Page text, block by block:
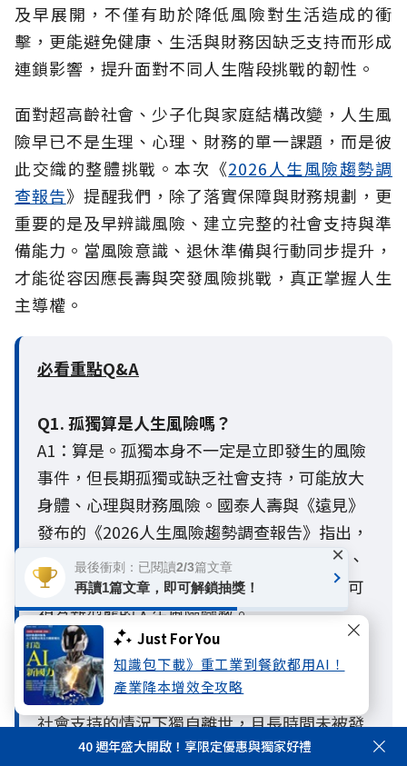
Just For You
知識包下載》重工業到餐飲都用AI！
產業降本增效全攻略
及早展開，不僅有助於降低風險對生活造成的衝
擊，更能避免健康、生活與財務因缺乏支持而形成
連鎖影響，提升面對不同人生階段挑戰的韌性。
面對超高齡社會、少子化與家庭結構改變，人生風
險早已不是生理、心理、財務的單一課題，而是彼
此交織的整體挑戰。本次《2026人生風險趨勢調
查報告》提醒我們，除了落實保障與財務規劃，更
重要的是及早辨識風險、建立完整的社會支持與準
備能力。當風險意識、退休準備與行動同步提升，
才能從容因應長壽與突發風險挑戰，真正掌握人生
主導權。
必看重點Q&A
Q1. 孤獨算是人生風險嗎？
A1：算是。孤獨本身不一定是立即發生的風險
事件，但長期孤獨或缺乏社會支持，可能放大
身體、心理與財務風險。國泰人壽與《遠見》
發布的《2026人生風險趨勢調查報告》指出，
主觀孤獨與客觀孤立會影響個人的風險感知、
準備行動與危機發生時可獲得的支持，因此可
視為新型態的人生風險變數。
Q2.什麼是孤獨死？哪些人需要特別留意？
A2：孤獨死通常是指一個人在缺乏親友關懷或
社會支持的情況下獨自離世，且長時間未被發
現的情形。一般人常以為只有高齡者才有風
40 週年盛大開啟！享限定優惠與獨家好禮
最後衝刺：已閱讀2/3篇文章
再讀1篇文章，即可解鎖抽獎！
×